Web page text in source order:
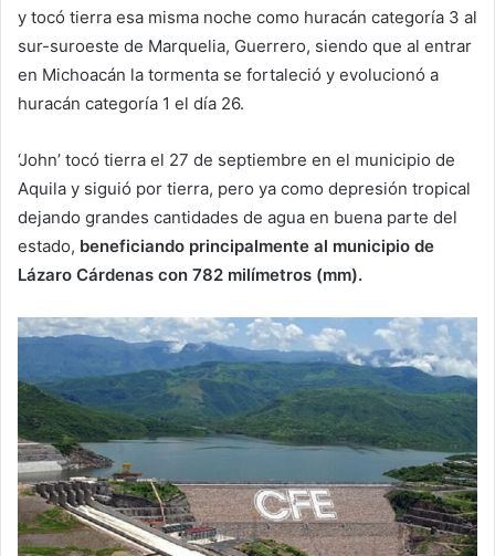
y tocó tierra esa misma noche como huracán categoría 3 al
sur-suroeste de Marquelia, Guerrero, siendo que al entrar
en Michoacán la tormenta se fortaleció y evolucionó a
huracán categoría 1 el día 26.
‘John’ tocó tierra el 27 de septiembre en el municipio de
Aquila y siguió por tierra, pero ya como depresión tropical
dejando grandes cantidades de agua en buena parte del
estado, beneficiando principalmente al municipio de
Lázaro Cárdenas con 782 milímetros (mm).